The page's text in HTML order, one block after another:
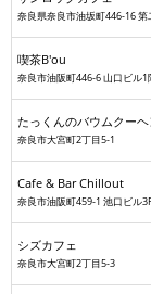
奈良県奈良市油坂町446-16 第
喫茶B'ou
奈良市油阪町446-6 山口ビル1
たっくんのバウムクー
奈良市大宮町2丁目5-1
Cafe & Bar Chillout
奈良市油阪町459-1 池口ビル
シズカフェ
奈良市大宮町2丁目5-3